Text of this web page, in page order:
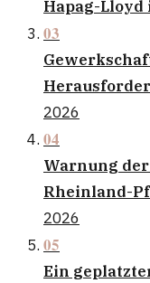
Hapag-
03
2026
04
Warnung
Rheinland-
2026
05
Ein